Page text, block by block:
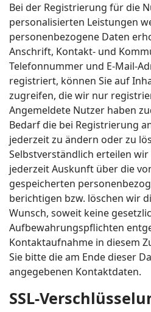
Bei der Registrierung für die
personalisierten Leistungen
personenbezogene Daten
Anschrift, Kontakt- und
Telefonnummer und E-Mail-
registriert, können Sie auf
zugreifen, die wir nur
Angemeldete Nutzer haben
Bedarf die bei Registrierung
jederzeit zu ändern oder zu
Selbstverständlich erteilen
jederzeit Auskunft über die
gespeicherten
berichtigen bzw. löschen wir
Wunsch, soweit keine
Aufbewahrungspflichten
Kontaktaufnahme in diesem
Sie bitte die am Ende dieser
angegebenen Kontaktdaten.
SSL-